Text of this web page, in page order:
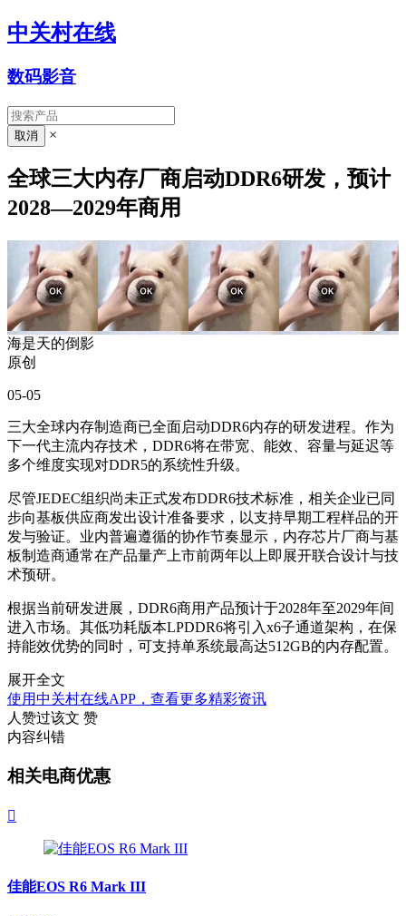
中关村在线
数码影音
×
全球三大内存厂商启动DDR6研发，预计
2028—2029年商用
海是天的倒影
原创
05-05
三大全球内存制造商已全面启动DDR6内存的研发进程。作为
下一代主流内存技术，DDR6将在带宽、能效、容量与延迟等
多个维度实现对DDR5的系统性升级。
尽管JEDEC组织尚未正式发布DDR6技术标准，相关企业已同
步向基板供应商发出设计准备要求，以支持早期工程样品的开
发与验证。业内普遍遵循的协作节奏显示，内存芯片厂商与基
板制造商通常在产品量产上市前两年以上即展开联合设计与技
术预研。
根据当前研发进展，DDR6商用产品预计于2028年至2029年间
进入市场。其低功耗版本LPDDR6将引入x6子通道架构，在保
持能效优势的同时，可支持单系统最高达512GB的内存配置。
展开全文
使用中关村在线APP，查看更多精彩资讯
人赞过该文 赞
内容纠错
相关电商优惠

佳能EOS R6 Mark III